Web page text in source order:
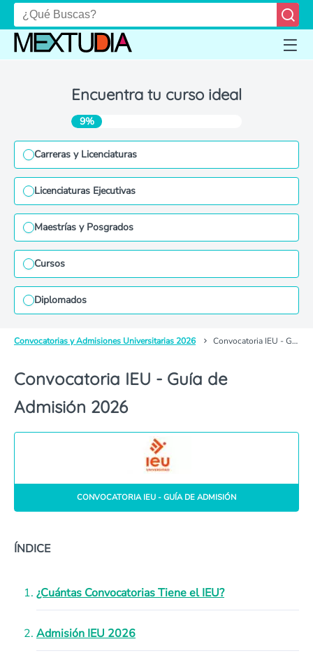
Encuentra tu curso ideal
9%
Carreras y Licenciaturas
Licenciaturas Ejecutivas
Maestrías y Posgrados
Cursos
Diplomados
Convocatorias y Admisiones Universitarias 2026 Convocatoria IEU - Guía de Admisión
Convocatoria IEU - Guía de
Admisión 2026
CONVOCATORIA IEU - GUÍA DE ADMISIÓN
ÍNDICE
¿Cuántas Convocatorias Tiene el IEU?
Admisión IEU 2026